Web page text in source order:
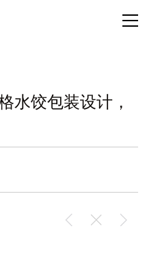
水饺包装设计，